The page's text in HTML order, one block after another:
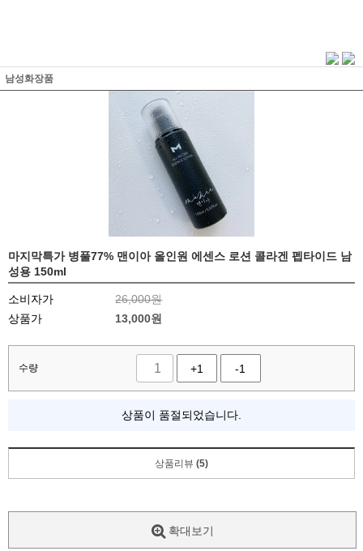
남성화장품
마지막특가 병풀77% 맨이아 올인원 에센스 로션 콜라겐 펩타이드 남
성용 150ml
소비자가
26,000원
상품가
13,000원
수량 +1 -1
상품이 품절되었습니다.
상품리뷰 (5)
확대보기